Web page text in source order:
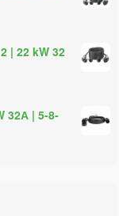
| 22 kW 32
32А | 5-8-